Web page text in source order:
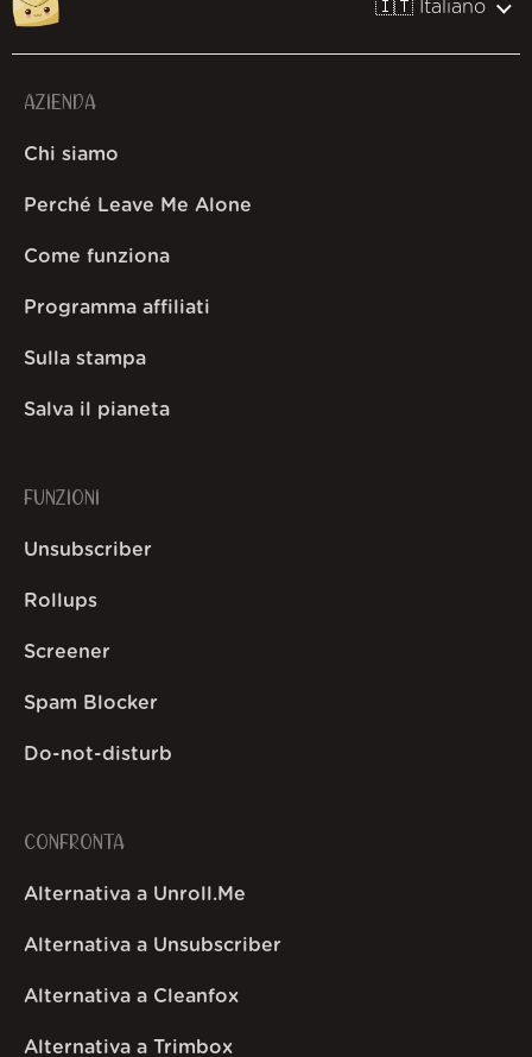
🇮🇹 Italiano
AZIENDA
Chi siamo
Perché Leave Me Alone
Come funziona
Programma affiliati
Sulla stampa
Salva il pianeta
FUNZIONI
Unsubscriber
Rollups
Screener
Spam Blocker
Do-not-disturb
CONFRONTA
Alternativa a Unroll.Me
Alternativa a Unsubscriber
Alternativa a Cleanfox
Alternativa a Trimbox